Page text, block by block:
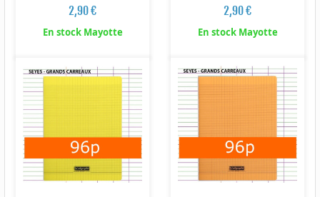
2,90 €
En stock Mayotte
2,90 €
En stock Mayotte